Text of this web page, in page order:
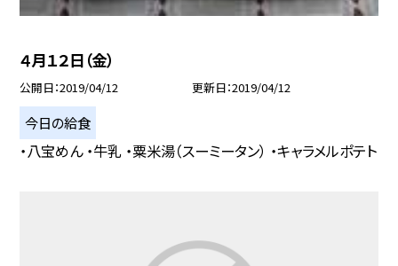
４月１２日（金）
公開日 2019/04/12 更新日 2019/04/12
今日の給食
・八宝めん ・牛乳 ・粟米湯（スーミータン） ・キャラメルポテト